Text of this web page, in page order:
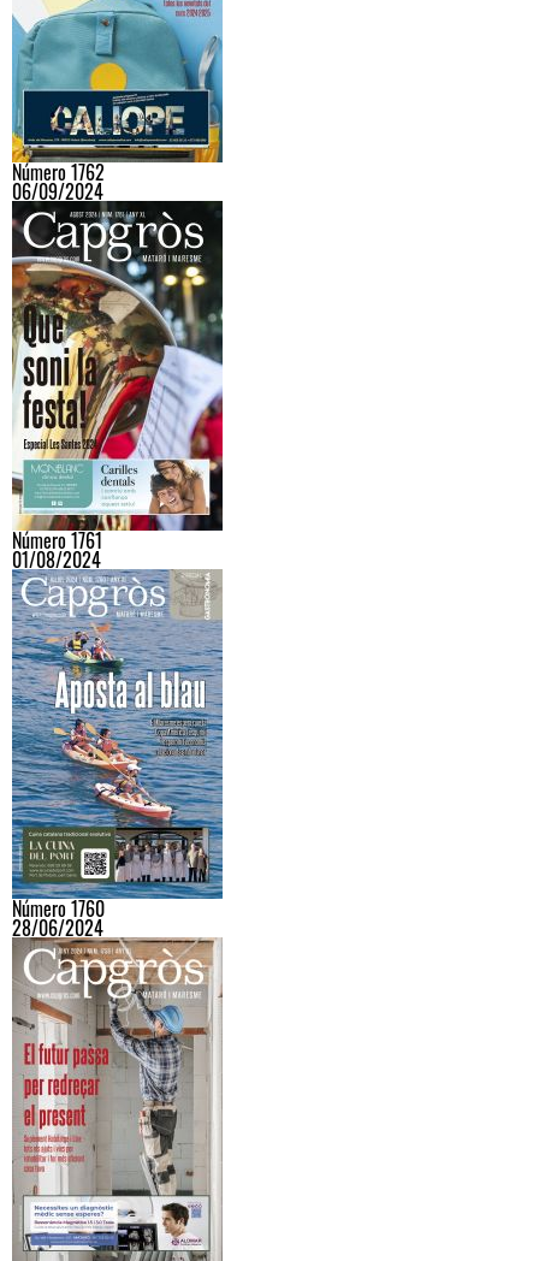
Número 1762
06/09/2024
Número 1761
01/08/2024
Número 1760
28/06/2024